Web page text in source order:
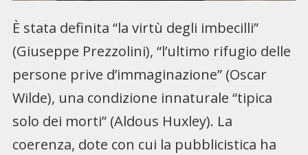
È stata definita “la virtù degli imbecilli”
(Giuseppe Prezzolini), “l’ultimo rifugio delle
persone prive d’immaginazione” (Oscar
Wilde), una condizione innaturale “tipica
solo dei morti” (Aldous Huxley). La
coerenza, dote con cui la pubblicistica ha